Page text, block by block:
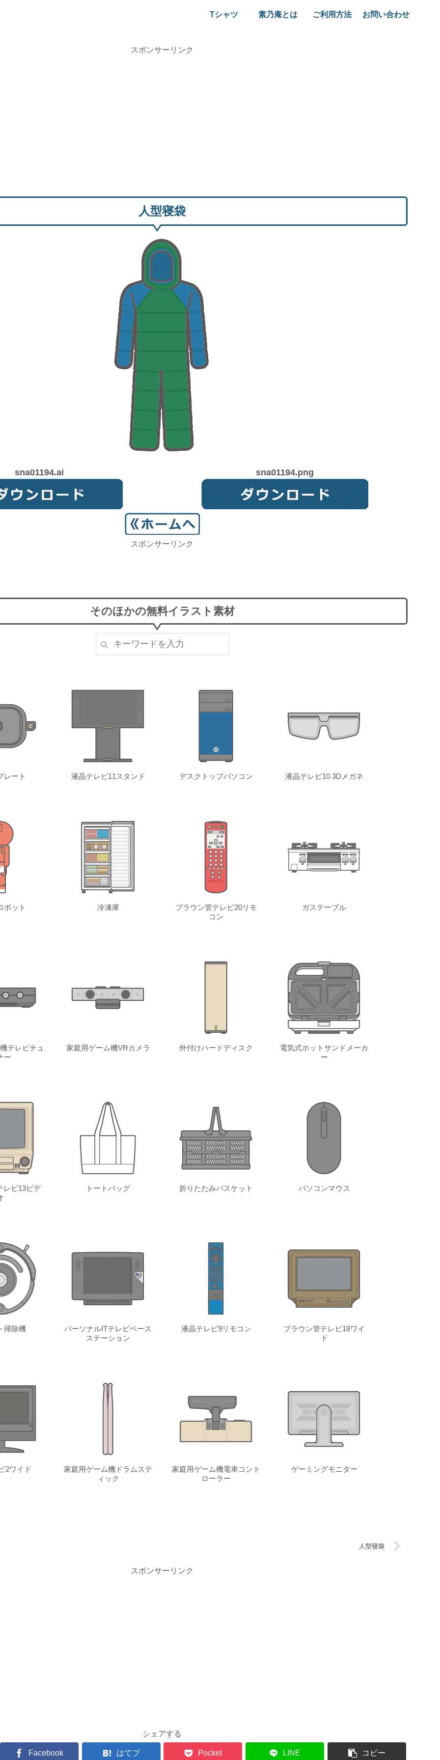
Tシャツ 素乃庵とは ご利用方法 お問い合わせ
スポンサーリンク
人型寝袋
sna01194.ai sna01194.png
スポンサーリンク
そのほかの無料イラスト素材
レート 液晶テレビ11スタンド デスクトップパソコン 液晶テレビ10 3Dメガネ
ボット 冷凍庫
ブラウン管テレビ20リモ
コン
ガステーブル
テレビチュ
ー
家庭用ゲーム機VRカメラ 外付けハードディスク
電気式ホットサンドメーカ
ー
レビ13ビデ
トートバッグ 折りたたみバスケット パソコンマウス
掃除機
パーソナルITテレビベース
ステーション
液晶テレビ9リモコン
ブラウン管テレビ18ワイ
ド
2ワイド
家庭用ゲーム機ドラムステ
ィック
家庭用ゲーム機電車コント
ローラー
ゲーミングモニター
人型寝袋
スポンサーリンク
シェアする
Facebook はてブ Pocket LINE コピー